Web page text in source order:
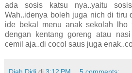
ada sosis katsu nya..yaitu
Wah..idenya boleh juga nich di tiru
ide bekal menu anak sekolah lho
dengan kentang goreng atau
cemil aja..di cocol saus juga